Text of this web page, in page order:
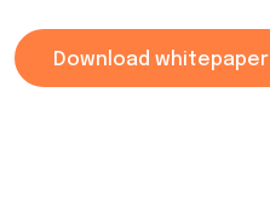
Download whitepaper